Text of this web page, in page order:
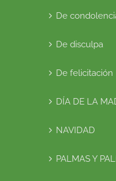
De
De disculpa
De felicitación
DÍA DE LA
NAVIDAD
PALMAS Y